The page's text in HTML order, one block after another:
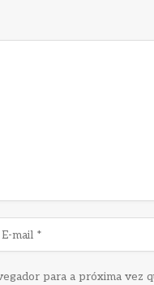
para a próxima vez